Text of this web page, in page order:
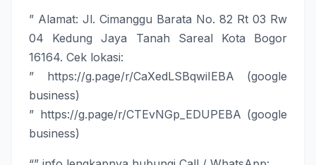
” Alamat: Jl. Cimanggu Barata No. 82 Rt 03 Rw
04 Kedung Jaya Tanah Sareal Kota Bogor
16164. Cek lokasi:
” https://g.page/r/CaXedLSBqwiIEBA (google
business)
” https://g.page/r/CTEvNGp_EDUPEBA (google
business)